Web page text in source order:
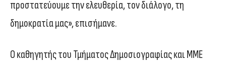
προστατεύουμε την ελευθερία, τον διάλογο, τη
δημοκρατία μας», επισήμανε.
Ο καθηγητής του Τμήματος Δημοσιογραφίας και ΜΜΕ